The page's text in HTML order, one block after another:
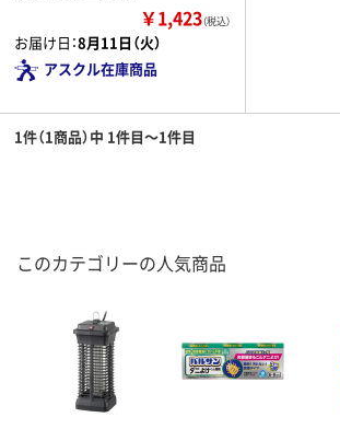
￥1,423（税込）
お届け日：8月11日（火）
アスクル在庫商品
1件（1商品）中 1件目～1件目
このカテゴリーの人気商品